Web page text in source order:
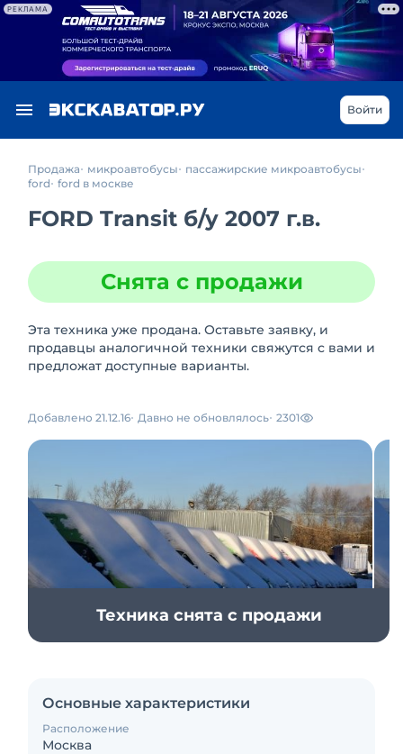
РЕКЛАМА
Войти
Продажа микроавтобусы
пассажирские микроавтобусы
ford ford в москве
FORD Transit б/у 2007 г.в.
Снята с продажи
Эта техника уже продана. Оставьте заявку, и
продавцы аналогичной техники свяжутся с вами и
предложат доступные варианты.
Добавлено 21.12.16 Давно не обновлялось 2301
Техника снята с продажи
Основные характеристики
Расположение
Москва